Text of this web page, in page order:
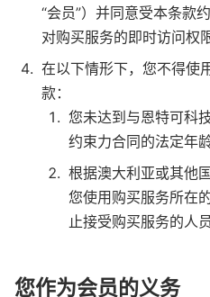
“会员”）并同意受本条款
对购买服务的即时访问权限
在以下情形下，您不得使
款：
您未达到与恩特可科
约束力合同的法定年
根据澳大利亚或其他
您使用购买服务所在
止接受购买服务的人员
您作为会员的义务